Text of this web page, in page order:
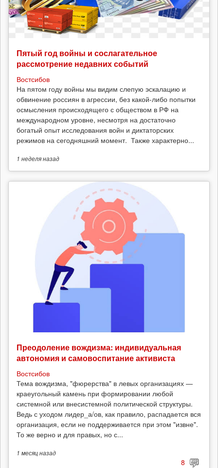
Пятый год войны и сослагательное
рассмотрение недавних событий
Востсибов
На пятом году войны мы видим слепую эскалацию и
обвинение россиян в агрессии, без какой-либо попытки
осмысления происходящего с обществом в РФ на
международном уровне, несмотря на достаточно
богатый опыт исследования войн и диктаторских
режимов на сегодняшний момент. Также характерно...
1 неделяназад
Преодоление вождизма: индивидуальная
автономия и самовоспитание активиста
Востсибов
Тема вождизма, "фюрерства" в левых организациях —
краеугольный камень при формировании любой
системной или внесистемной политической структуры.
Ведь с уходом лидер_а/ов, как правило, распадается вся
организация, если не поддерживается при этом "извне".
То же верно и для правых, но с...
1 месяцназад
8